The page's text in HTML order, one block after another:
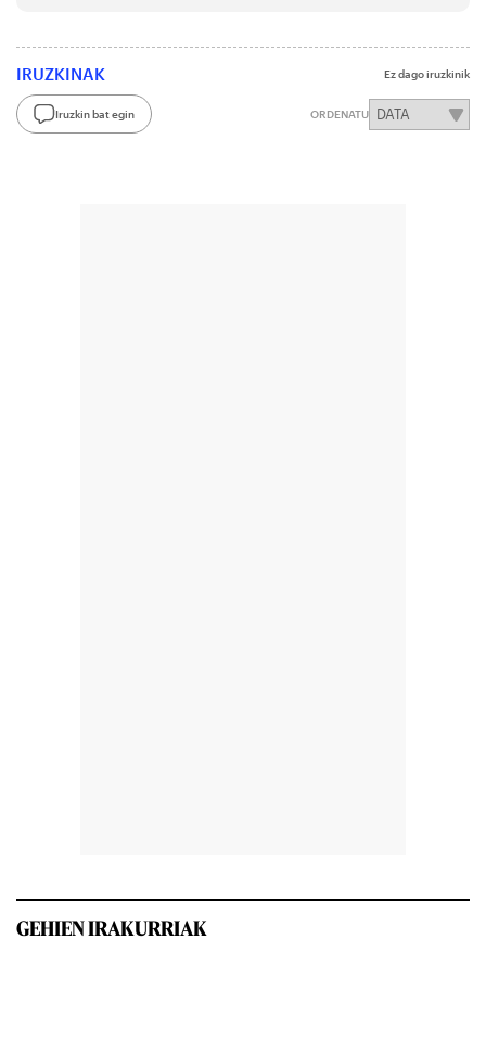
IRUZKINAK Ez dago iruzkinik
Iruzkin bat egin ORDENATU
GEHIEN IRAKURRIAK